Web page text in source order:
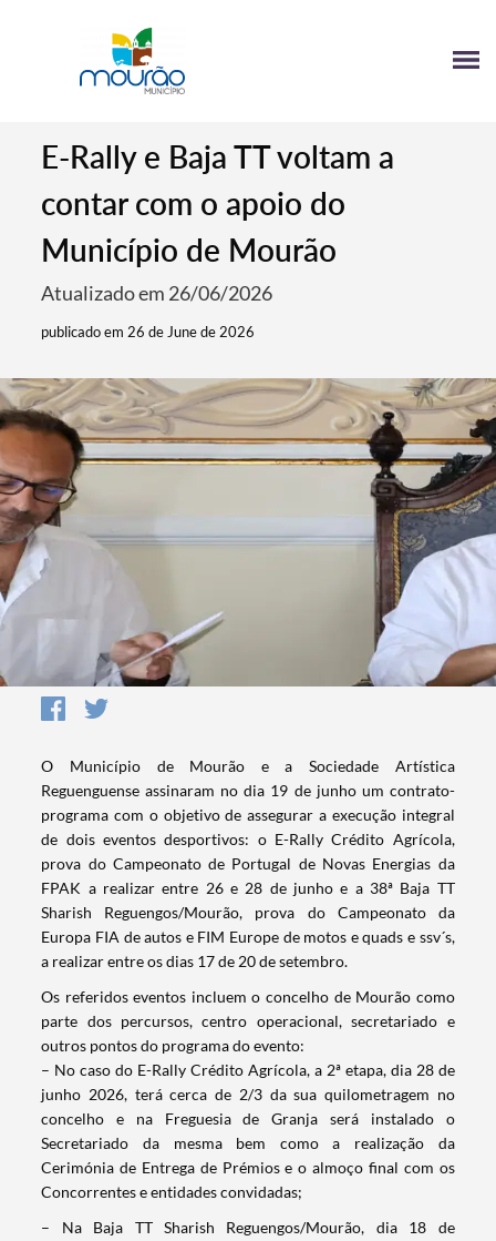
E-Rally e Baja TT voltam a
contar com o apoio do
Município de Mourão
Atualizado em 26/06/2026
publicado em 26 de June de 2026
O Município de Mourão e a Sociedade Artística
Reguenguense assinaram no dia 19 de junho um contrato-
programa com o objetivo de assegurar a execução integral
de dois eventos desportivos: o E-Rally Crédito Agrícola,
prova do Campeonato de Portugal de Novas Energias da
FPAK a realizar entre 26 e 28 de junho e a 38ª Baja TT
Sharish Reguengos/Mourão, prova do Campeonato da
Europa FIA de autos e FIM Europe de motos e quads e ssv´s,
a realizar entre os dias 17 de 20 de setembro.
Os referidos eventos incluem o concelho de Mourão como
parte dos percursos, centro operacional, secretariado e
outros pontos do programa do evento:
– No caso do E-Rally Crédito Agrícola, a 2ª etapa, dia 28 de
junho 2026, terá cerca de 2/3 da sua quilometragem no
concelho e na Freguesia de Granja será instalado o
Secretariado da mesma bem como a realização da
Cerimónia de Entrega de Prémios e o almoço final com os
Concorrentes e entidades convidadas;
– Na Baja TT Sharish Reguengos/Mourão, dia 18 de